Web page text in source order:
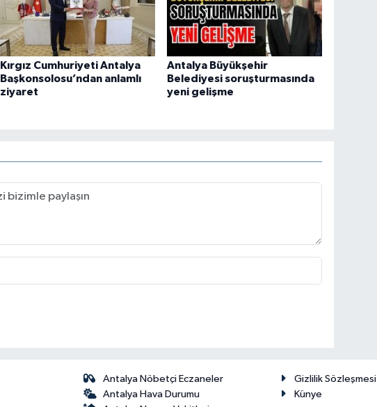
Kırgız Cumhuriyeti Antalya
Başkonsolosu’ndan anlamlı
ziyaret
Antalya Büyükşehir
Belediyesi soruşturmasında
yeni gelişme
Antalya Nöbetçi Eczaneler
Antalya Hava Durumu
Gizlilik Sözleşmesi
Künye